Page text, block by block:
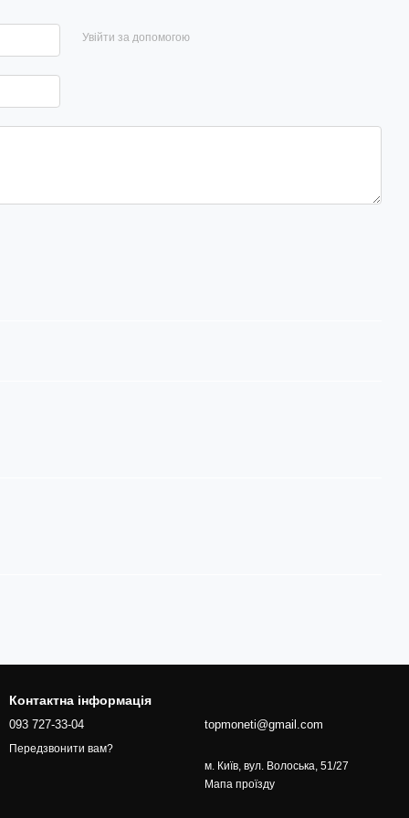
Увійти за допомогою
Контактна інформація
093 727-33-04
Передзвонити вам?
topmoneti@gmail.com
м. Київ, вул. Волоська, 51/27
Мапа проїзду